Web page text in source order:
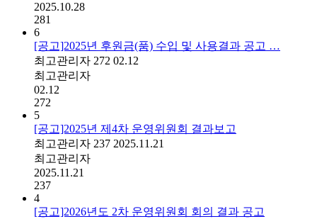
2025.10.28
281
6
[공고]2025년 후원금(품) 수입 및 사용결과 공고 …
최고관리자 272 02.12
최고관리자
02.12
272
5
[공고]2025년 제4차 운영위원회 결과보고
최고관리자 237 2025.11.21
최고관리자
2025.11.21
237
4
[공고]2026년도 2차 운영위원회 회의 결과 공고